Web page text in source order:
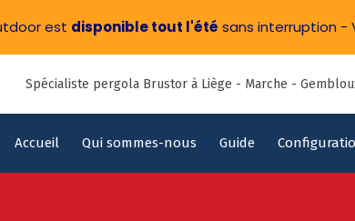
Spécialiste pergola Brustor à Liège - Marche -
Accueil Qui sommes-nous Guide
est disponible tout l'été sans interruption -